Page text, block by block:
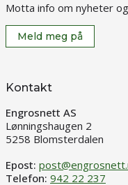
Motta info om nyheter
Meld meg på
Kontakt
Engrosnett AS
Lønningshaugen 2
5258 Blomsterdalen
Epost:
Telefon: 942 22 237